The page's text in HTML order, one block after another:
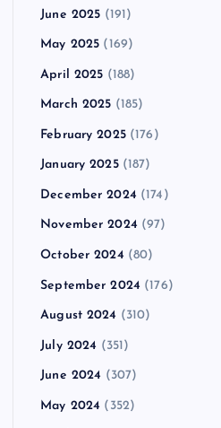
June 2025 (191)
May 2025 (169)
April 2025 (188)
March 2025 (185)
February 2025(176)
January 2025(187)
December 2024 (174)
November 2024 (97)
October 2024 (80)
September 2024 (176)
August 2024 (310)
July 2024 (351)
June 2024 (307)
May 2024 (352)